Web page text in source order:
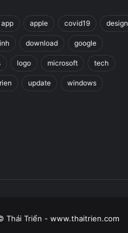
app apple covid19 design
download google
logo microsoft tech
update windows
Thái Triển - www.thaitrien.com